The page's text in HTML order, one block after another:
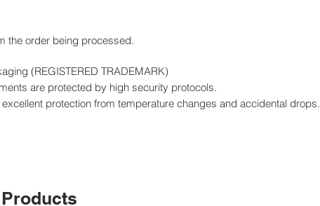
the order being processed.
(REGISTERED TRADEMARK)
are protected by high security protocols.
protection from temperature changes and accidental drops.